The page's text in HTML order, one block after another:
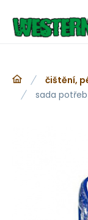
čištění,
sada